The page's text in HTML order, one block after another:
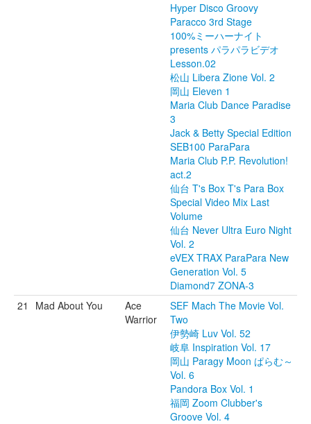
Hyper Disco Groovy
Paracco 3rd Stage
100%ミーハーナイト
presents パラパラビデオ
Lesson.02
松山 Libera Zione Vol. 2
岡山 Eleven 1
Maria Club Dance Paradise
3
Jack & Betty Special Edition
SEB100 ParaPara
Maria Club P.P. Revolution!
act.2
仙台 T's Box T's Para Box
Special Video Mix Last
Volume
仙台 Never Ultra Euro Night
Vol. 2
eVEX TRAX ParaPara New
Generation Vol. 5
Diamond7 ZONA-3
21
Mad About You
Ace
Warrior
SEF Mach The Movie Vol.
Two
伊勢崎 Luv Vol. 52
岐阜 Inspiration Vol. 17
岡山 Paragy Moon ぱらむ～
Vol. 6
Pandora Box Vol. 1
福岡 Zoom Clubber's
Groove Vol. 4